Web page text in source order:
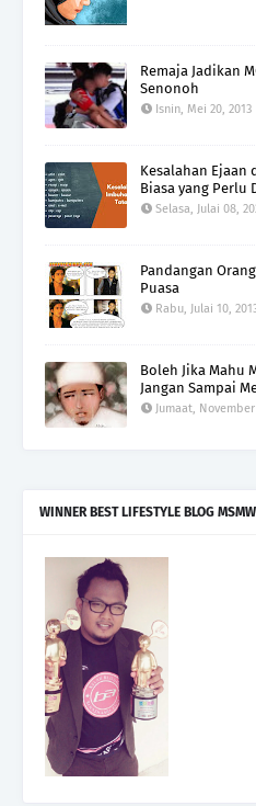
Remaja Jadikan
Senonoh
Isnin, Mei 20, 2013
Kesalahan Ejaan
Biasa yang Perlu
Selasa, Julai 08,
Pandangan
Puasa
Rabu, Julai 10,
Boleh Jika Mahu
Jangan Sampai
Jumaat,
WINNER BEST LIFESTYLE BLOG